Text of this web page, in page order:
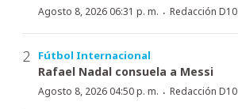
Agosto 8, 2026 06:31 p. m. · Redacción D10
Fútbol Internacional
Rafael Nadal consuela a Messi
Agosto 8, 2026 04:50 p. m. · Redacción D10